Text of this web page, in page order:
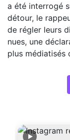
a été interrogé
détour, le
de régler leurs
nues, une
plus médiatisés